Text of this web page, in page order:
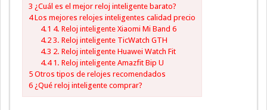
3 ¿Cuál es el mejor reloj inteligente barato?
4Los mejores relojes inteligentes calidad precio
4.1 4. Reloj inteligente Xiaomi Mi Band 6
4.23. Reloj inteligente TicWatch GTH
4.3 2. Reloj inteligente Huawei Watch Fit
4.41. Reloj inteligente Amazfit Bip U
5 Otros tipos de relojes recomendados
6 ¿Qué reloj inteligente comprar?